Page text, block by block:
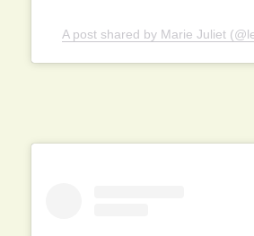
A post shared by Marie Juliet